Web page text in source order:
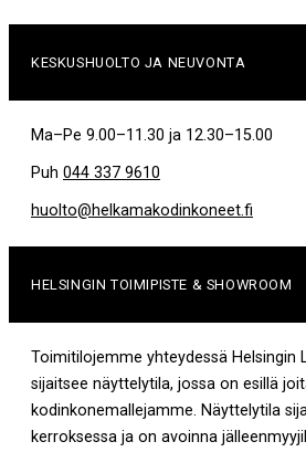
KESKUSHUOLTO JA NEUVONTA
Ma–Pe 9.00–11.30 ja 12.30–15.00
Puh 044 337 9610
huolto@helkamakodinkoneet.fi
HELSINGIN TOIMIPISTE & SHOWROOM
Toimitilojemme yhteydessä Helsingin
sijaitsee näyttelytila, jossa on esillä
kodinkonemallejamme. Näyttelytila
kerroksessa ja on avoinna